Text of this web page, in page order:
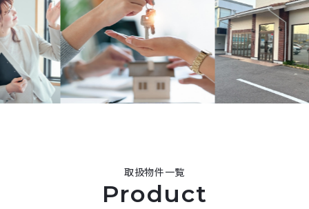
取扱物件一覧
Product